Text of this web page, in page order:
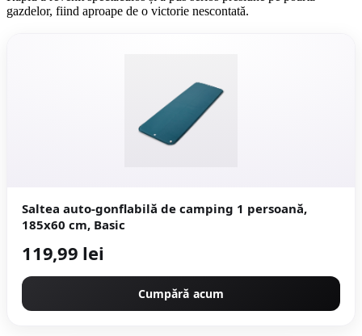
gazdelor, fiind aproape de o victorie nescontată.
Saltea auto-gonflabilă de camping 1 persoană,
185x60 cm, Basic
119,99 lei
Cumpără acum